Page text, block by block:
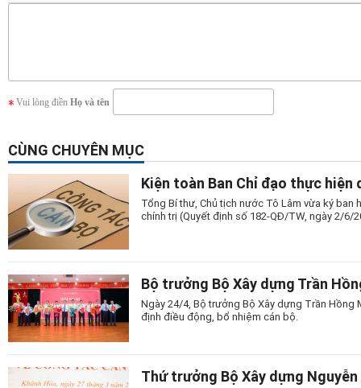
Vui lòng điền Họ và tên
CÙNG CHUYÊN MỤC
Kiện toàn Ban Chỉ đạo thực
Tổng Bí thư, Chủ tịch nước Tô Lâm vừa ký
chính trị (Quyết định số 182-QĐ/TW, ngày 2/6/
Bộ trưởng Bộ Xây dựng Trần
Ngày 24/4, Bộ trưởng Bộ Xây dựng Trần
định điều động, bổ nhiệm cán bộ.
Thứ trưởng Bộ Xây dựng